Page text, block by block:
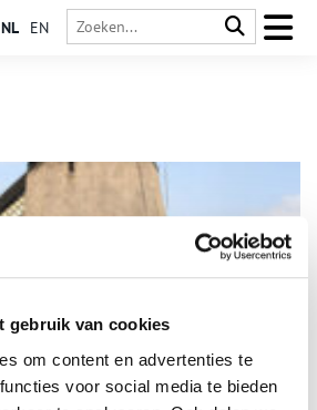
gebruik van cookies
om content en advertenties te
voor social media te bieden
NL EN
altijd armoe troef geweest.
noodzakelijk om het hoofd boven
dat molenaar ‘Jan zonder geld’